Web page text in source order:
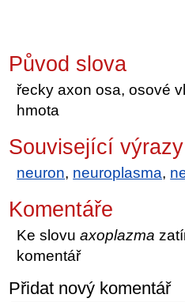
Původ slova
řecky axon osa, osové
hmota
Související výrazy
neuron, neuroplasma,
Komentáře
Ke slovuaxoplazma
komentář
Přidat nový komentář